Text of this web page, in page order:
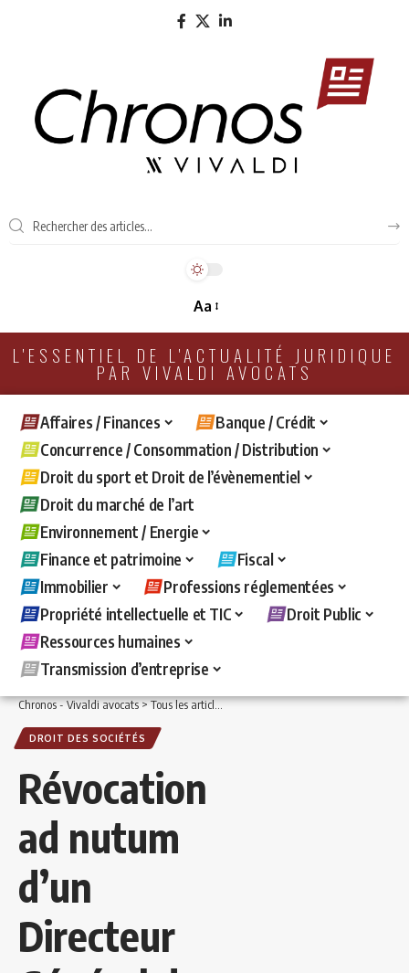
Aa
L'ESSENTIEL DE L'ACTUALITÉ JURIDIQUE
PAR VIVALDI AVOCATS
Affaires / Finances
Banque / Crédit
Concurrence / Consommation / Distribution
Droit du sport et Droit de l’évènementiel
Droit du marché de l’art
Environnement / Energie
Finance et patrimoine
Fiscal
Immobilier
Professions réglementées
Propriété intellectuelle et TIC
Droit Public
Ressources humaines
Transmission d’entreprise
Chronos - Vivaldi avocats>Tous les articles >Affaires / Finances>Droit des
DROIT DES SOCIÉTÉS
Révocation
ad nutum
d’un
Directeur